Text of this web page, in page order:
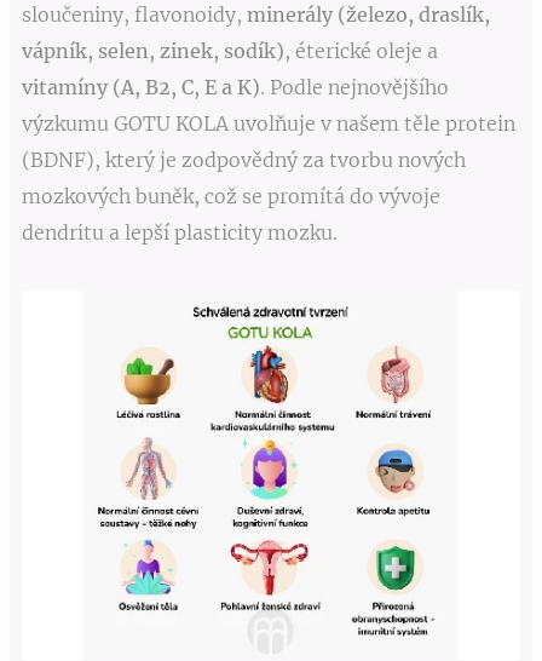
sloučeniny, flavonoidy, minerály (železo, draslík,
vápník, selen, zinek, sodík), éterické oleje a
vitamíny (A, B2, C, E a K). Podle nejnovějšího
výzkumu GOTU KOLA uvolňuje v našem těle protein
(BDNF), který je zodpovědný za tvorbu nových
mozkových buněk, což se promítá do vývoje
dendritu a lepší plasticity mozku.